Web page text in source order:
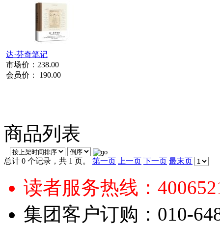
达·芬奇笔记
市场价： 238.00
会员价： 190.00
商品列表
总计 0 个记录，共 1 页。 第一页 上一页 下一页 最末页
读者服务热线：
集团客户订购：010-